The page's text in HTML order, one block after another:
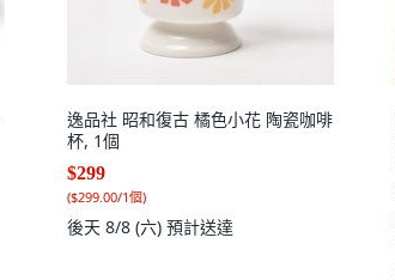
逸品社 昭和復古 橘色小花 陶瓷咖啡
杯, 1個
$299
($299.00/1個)
後天 8/8 (六) 預計送達